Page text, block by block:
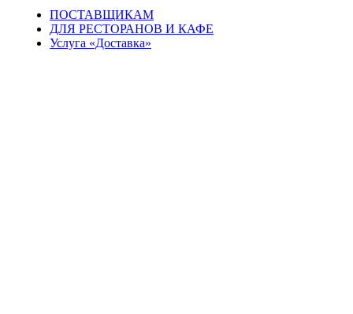
ПОСТАВЩИКАМ
ДЛЯ РЕСТОРАНОВ И КАФЕ
Услуга «Доставка»